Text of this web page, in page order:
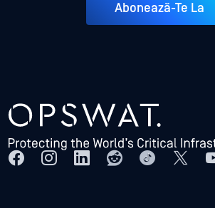
Abonează-Te La